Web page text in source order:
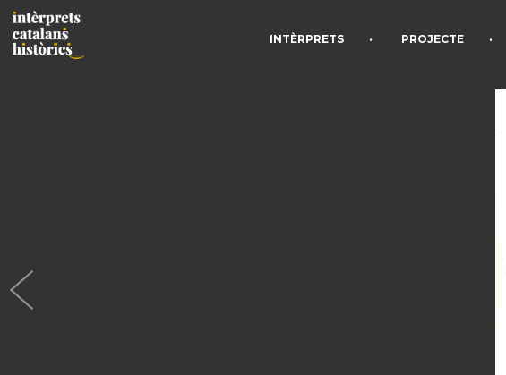
INTÈRPRETS • PROJECTE •